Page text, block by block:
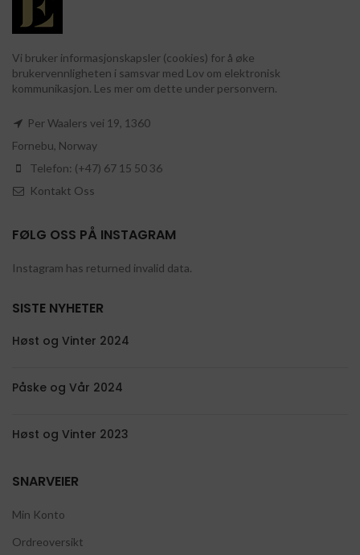
Vi bruker informasjonskapsler (cookies) for å øke
brukervennligheten i samsvar med Lov om elektronisk
kommunikasjon. Les mer om dette under personvern.
Per Waalers vei 19, 1360
Fornebu, Norway
Telefon: (+47) 67 15 50 36
Kontakt Oss
FØLG OSS PÅ INSTAGRAM
Instagram has returned invalid data.
SISTE NYHETER
Høst og Vinter 2024
Påske og Vår 2024
Høst og Vinter 2023
SNARVEIER
Min Konto
Ordreoversikt